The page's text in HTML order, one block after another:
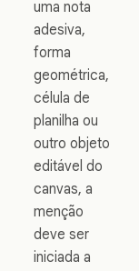
uma nota
adesiva,
forma
geométrica,
célula de
planilha ou
outro objeto
editável do
canvas, a
menção
deve ser
iniciada a